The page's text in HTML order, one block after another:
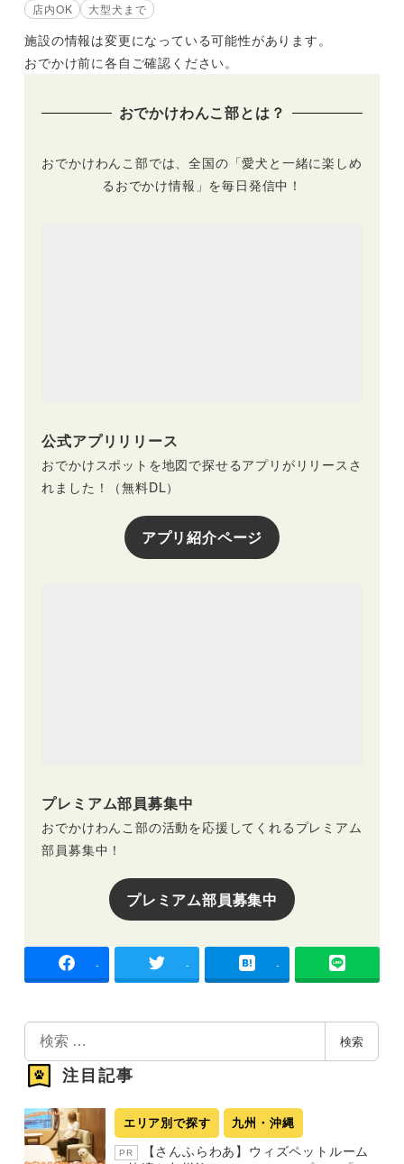
店内OK 大型犬まで
施設の情報は変更になっている可能性があります。
おでかけ前に各自ご確認ください。
おでかけわんこ部とは？
おでかけわんこ部では、全国の「愛犬と一緒に楽しめ
るおでかけ情報」を毎日発信中！
公式アプリリリース
おでかけスポットを地図で探せるアプリがリリースさ
れました！（無料DL）
アプリ紹介ページ
プレミアム部員募集中
おでかけわんこ部の活動を応援してくれるプレミアム
部員募集中！
プレミアム部員募集中
- - -
索
検索
注目記事
エリア別で探す 九州・沖縄
PR
【さんふらわあ】ウィズペットルーム